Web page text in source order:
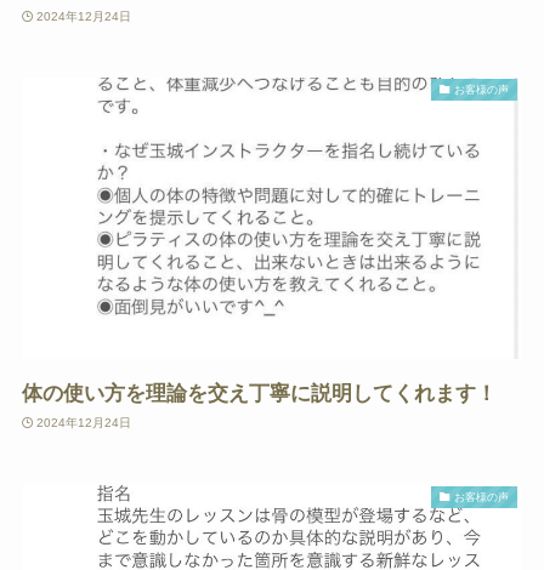
2024年12月24日
お客様の声
体の使い方を理論を交え丁寧に説明してくれます！
2024年12月24日
お客様の声